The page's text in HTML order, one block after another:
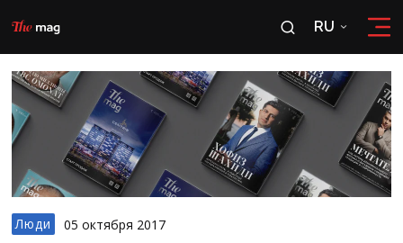
RU
RU
OʻZ
Люди 05 октября 2017